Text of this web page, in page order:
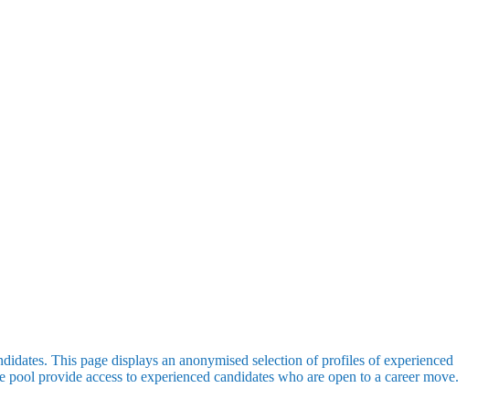
This page displays an anonymised selection of profiles of experienced
provide access to experienced candidates who are open to a career move.